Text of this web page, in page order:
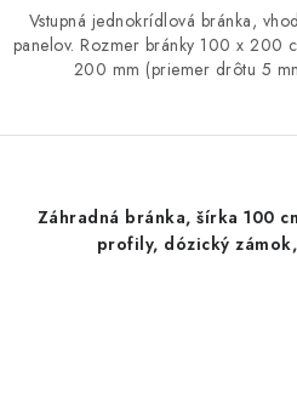
Vstupná jednokrídlová bránka,
panelov. Rozmer bránky 100 x 200
200 mm (priemer drôtu 5
Záhradná bránka, šírka 100
profily, dózický